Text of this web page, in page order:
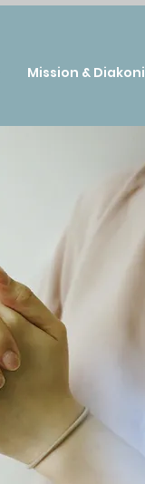
Mission & Diakoni